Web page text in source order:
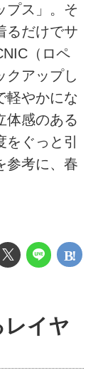
プス」。そ
るだけでサ
（ロペ
クアップし
軽やかにな
体感のある
ぐっと引
参考に、春
レイヤ